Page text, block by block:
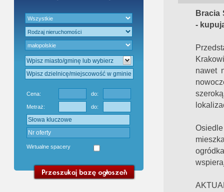
Cena: do:
Metraż: do:
Wirtualne spacery
Bracia
-
nawet